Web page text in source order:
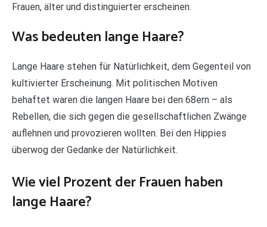
Frauen, älter und distinguierter erscheinen.
Was bedeuten lange Haare?
Lange Haare stehen für Natürlichkeit, dem Gegenteil von
kultivierter Erscheinung. Mit politischen Motiven
behaftet waren die langen Haare bei den 68ern – als
Rebellen, die sich gegen die gesellschaftlichen Zwänge
auflehnen und provozieren wollten. Bei den Hippies
überwog der Gedanke der Natürlichkeit.
Wie viel Prozent der Frauen haben
lange Haare?